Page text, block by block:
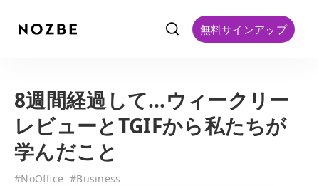
f 無料サインアップ
8週間経過して…ウィークリー
レビューとTGIFから私たちが
学んだこと
#NoOffice #Business